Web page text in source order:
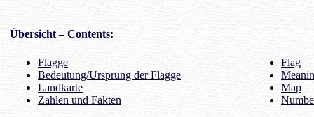
Übersicht– Contents:
Flagge
Bedeutung/Ursprung der Flagge
Landkarte
Zahlen und Fakten
Flag
Map